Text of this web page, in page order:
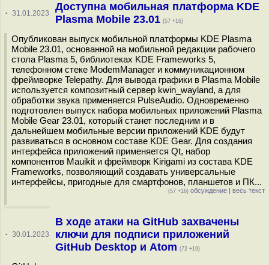
· 31.01.2023
Доступна мобильная платформа KDE
Plasma Mobile 23.01 (57 +16)
Опубликован выпуск мобильной платформы KDE Plasma
Mobile 23.01, основанной на мобильной редакции рабочего
стола Plasma 5, библиотеках KDE Frameworks 5,
телефонном стеке ModemManager и коммуникационном
фреймворке Telepathy. Для вывода графики в Plasma Mobile
используется композитный сервер kwin_wayland, а для
обработки звука применяется PulseAudio. Одновременно
подготовлен выпуск набора мобильных приложений Plasma
Mobile Gear 23.01, который станет последним и в
дальнейшем мобильные версии приложений KDE будут
развиваться в основном составе KDE Gear. Для создания
интерфейса приложений применяется Qt, набор
компонентов Mauikit и фреймворк Kirigami из состава KDE
Frameworks, позволяющий создавать универсальные
интерфейсы, пригодные для смартфонов, планшетов и ПК...
(57 +16) обсуждение | весь текст
· 30.01.2023
В ходе атаки на GitHub захвачены
ключи для подписи приложений
GitHub Desktop и Atom (72 +19)